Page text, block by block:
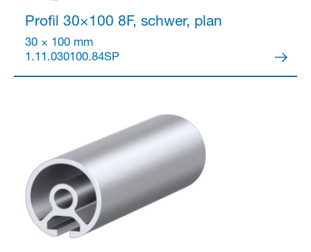
Profil 30×100 8F, schwer, plan
30 × 100 mm
1.11.030100.84SP